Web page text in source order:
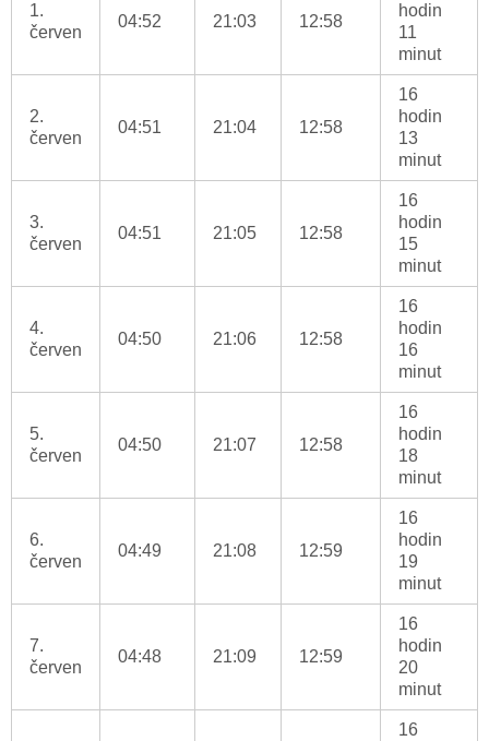
1.
červen
04:52 21:03 12:58
hodin
11
minut
2.
červen
04:51 21:04 12:58
16
hodin
13
minut
3.
červen
04:51 21:05 12:58
16
hodin
15
minut
4.
červen
04:50 21:06 12:58
16
hodin
16
minut
5.
červen
04:50 21:07 12:58
16
hodin
18
minut
6.
červen
04:49 21:08 12:59
16
hodin
19
minut
7.
červen
04:48 21:09 12:59
16
hodin
20
minut
16